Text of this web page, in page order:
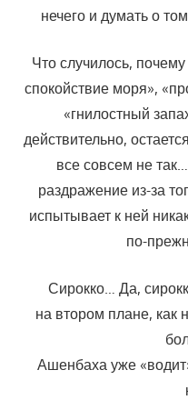
нечего и думать о
Что случилось,
спокойствие моря»,
«гнилостный
действительно,
все совсем не
раздражение из-за
испытывает к ней
по-
Сирокко… Да,
на втором плане, как
Ашенбаха уже